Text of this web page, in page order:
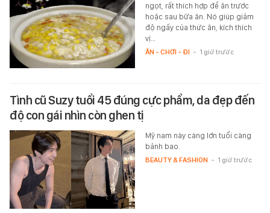
ngọt, rất thích hợp để ăn trước
hoặc sau bữa ăn. Nó giúp giảm
độ ngấy của thức ăn, kích thích
vị…
ĂN - CHƠI - ĐI - 1 giờ trước
Tình cũ Suzy tuổi 45 đúng cực phẩm, da đẹp đến
độ con gái nhìn còn ghen tị
Mỹ nam này càng lớn tuổi càng
bảnh bao.
BEAUTY & FASHION - 1 giờ trước